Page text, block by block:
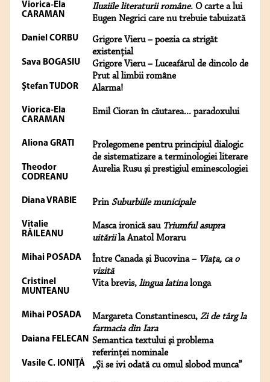
Viorica-Ela
CARAMAN
Iluziile literaturii române. O carte a lui
Eugen Negrici care nu trebuie tabuizată
Daniel CORBU
Grigore Vieru – poezia ca strigăt
existenţial
Sava BOGASIU
Grigore Vieru – Luceafărul de dincolo de
Prut al limbii române
Ştefan TUDOR Alarma!
Viorica-Ela
CARAMAN
Emil Cioran în căutarea... paradoxului
Aliona GRATI
Prolegomene pentru principiul dialogic
de sistematizare a terminologiei literare
Theodor
CODREANU
Aurelia Rusu şi prestigiul eminescologiei
Diana VRABIE Prin Suburbiile municipale
Vitalie
RĂILEANU
Masca ironică sau Triumful asupra
uităriila Anatol Moraru
Mihai POSADA Între Canada şi Bucovina – Viaţa, ca o
vizită
Cristinel
MUNTEANU
Vita brevis, lingua latinalonga
Mihai POSADA Margareta Constantinescu, Zi de târg la
farmacia din Iara
Daiana FELECAN Semantica textului şi problema
referinţei nominale
Vasile C. IONIŢĂ „Şi se ivi odată cu omul slobod munca”